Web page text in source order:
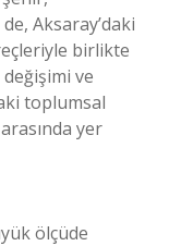
Aksaray’daki
birlikte
ve
toplumsal
yer
ölçüde